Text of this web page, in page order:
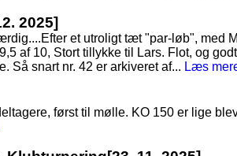
2025]
et utroligt tæt "par-løb", med
af 10, Stort tillykke til Lars. Flot, og
Så snart nr. 42 er arkiveret af... Læs
først til mølle. KO 150 er lige